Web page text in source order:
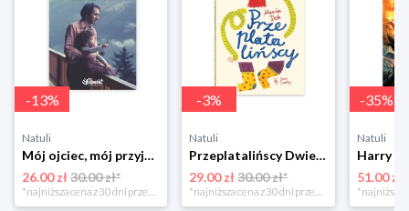
-13%
Natuli
Mój ojciec, mój przyjaciel Element
26.00 zł30.00 zł*
*najniższa cena z 30 dni przed obniżką
-3%
Natuli
Przeplatalińscy Dwie siostry
29.00 zł 30.00 zł*
*najniższa cena z 30 dni przed obniżką
-35%
Natuli
51.00 zł